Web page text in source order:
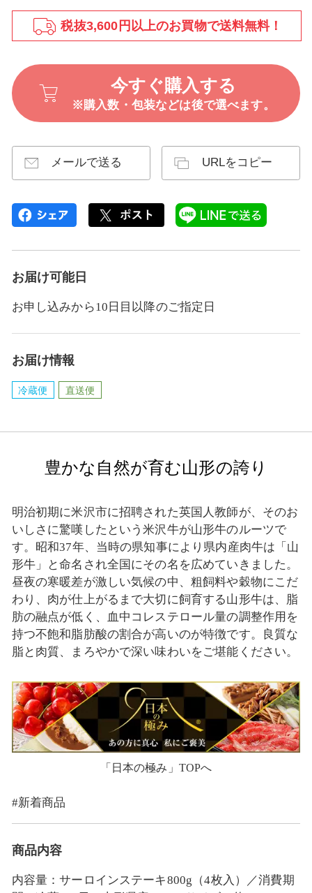
税抜3,600円以上のお買物で送料無料！
今すぐ購入する
※購入数・包装などは後で選べます。
メールで送る URLをコピー
お届け可能日
お申し込みから10日目以降のご指定日
お届け情報
冷蔵便 直送便
豊かな自然が育む山形の誇り
明治初期に米沢市に招聘された英国人教師が、そのお
いしさに驚嘆したという米沢牛が山形牛のルーツで
す。昭和37年、当時の県知事により県内産肉牛は「山
形牛」と命名され全国にその名を広めていきました。
昼夜の寒暖差が激しい気候の中、粗飼料や穀物にこだ
わり、肉が仕上がるまで大切に飼育する山形牛は、脂
肪の融点が低く、血中コレステロール量の調整作用を
持つ不飽和脂肪酸の割合が高いのが特徴です。良質な
脂と肉質、まろやかで深い味わいをご堪能ください。
「日本の極み」TOPへ
#新着商品
商品内容
内容量：サーロインステーキ800g（4枚入）／消費期